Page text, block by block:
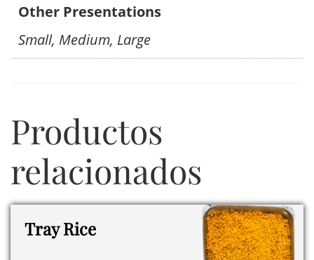
Other Presentations
Small, Medium, Large
Productos
relacionados
Tray Rice